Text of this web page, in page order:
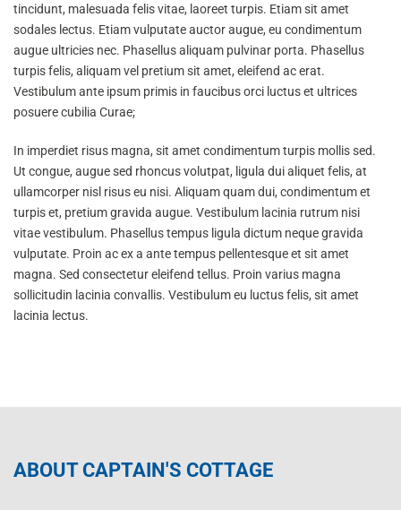
tincidunt, malesuada felis vitae, laoreet turpis. Etiam sit amet
sodales lectus. Etiam vulputate auctor augue, eu condimentum
augue ultricies nec. Phasellus aliquam pulvinar porta. Phasellus
turpis felis, aliquam vel pretium sit amet, eleifend ac erat.
Vestibulum ante ipsum primis in faucibus orci luctus et ultrices
posuere cubilia Curae;
In imperdiet risus magna, sit amet condimentum turpis mollis sed.
Ut congue, augue sed rhoncus volutpat, ligula dui aliquet felis, at
ullamcorper nisl risus eu nisi. Aliquam quam dui, condimentum et
turpis et, pretium gravida augue. Vestibulum lacinia rutrum nisi
vitae vestibulum. Phasellus tempus ligula dictum neque gravida
vulputate. Proin ac ex a ante tempus pellentesque et sit amet
magna. Sed consectetur eleifend tellus. Proin varius magna
sollicitudin lacinia convallis. Vestibulum eu luctus felis, sit amet
lacinia lectus.
ABOUT CAPTAIN'S COTTAGE